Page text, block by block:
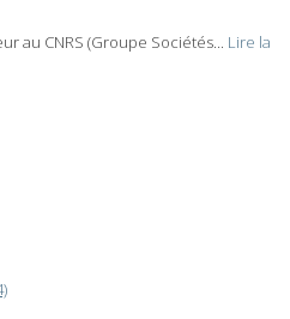
au CNRS (Groupe Sociétés... Lire la